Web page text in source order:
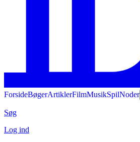
ForsideBøgerArtiklerFilmMusikSpilNoder
Søg
Log ind